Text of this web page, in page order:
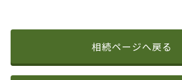
相続ページへ戻る